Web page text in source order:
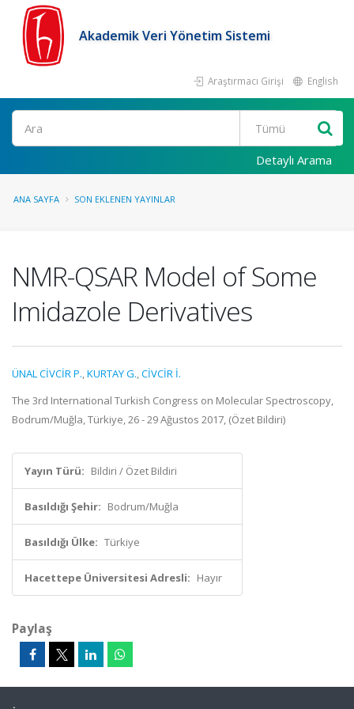
Akademik Veri Yönetim Sistemi
Araştırmacı Girişi English
Ara
Detaylı Arama
ANA SAYFA SON EKLENEN YAYINLAR
NMR-QSAR Model of Some
Imidazole Derivatives
ÜNAL CİVCİR P.,KURTAY G.,CİVCİR İ.
The 3rd International Turkish Congress on Molecular Spectroscopy,
Bodrum/Muğla, Türkiye, 26 - 29 Ağustos 2017, (Özet Bildiri)
Yayın Türü: Bildiri / Özet Bildiri
Basıldığı Şehir: Bodrum/Muğla
Basıldığı Ülke: Türkiye
Hacettepe Üniversitesi Adresli: Hayır
Paylaş